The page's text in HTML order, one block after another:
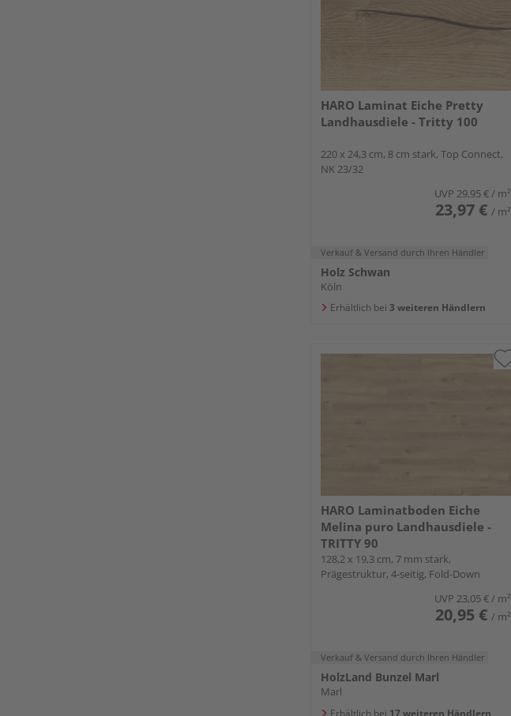
HARO Laminat Eiche Pretty
Landhausdiele - Tritty 100
220 x 24,3 cm, 8 cm stark, Top Connect,
NK 23/32
UVP 29,95 €/ m²
23,97 € / m²
Verkauf & Versand durch Ihren Händler
Holz Schwan
Köln
Erhältlich bei 3 weiteren Händlern
HARO Laminatboden Eiche
Melina puro Landhausdiele -
TRITTY 90
128,2 x 19,3 cm, 7 mm stark,
Prägestruktur, 4-seitig, Fold-Down
UVP 23,05 €/ m²
20,95 € / m²
Verkauf & Versand durch Ihren Händler
HolzLand Bunzel Marl
Marl
Erhältlich bei 17 weiteren Händlern